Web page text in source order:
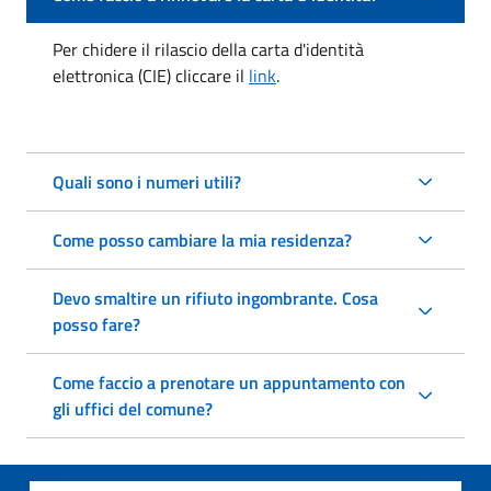
Per chidere il rilascio della carta d'identità
elettronica (CIE) cliccare il link.
Quali sono i numeri utili?
Come posso cambiare la mia residenza?
Devo smaltire un rifiuto ingombrante. Cosa
posso fare?
Come faccio a prenotare un appuntamento con
gli uffici del comune?